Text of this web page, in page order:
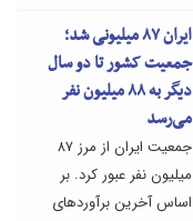
ایران ۸۷ میلیونی شد؛
جمعیت کشور تا دو سال
دیگر به ۸۸ میلیون نفر
می‌رسد
جمعیت ایران از مرز ۸۷
میلیون نفر عبور کرد. بر
اساس آخرین برآوردهای